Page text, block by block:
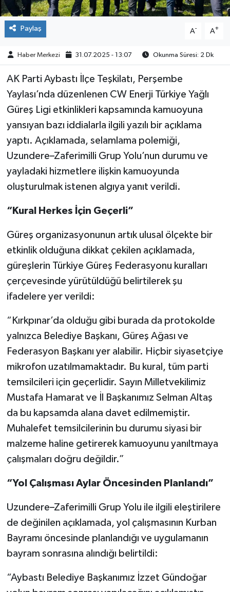
Paylaş A- A+
Haber Merkezi 31.07.2025 - 13:07 Okunma Süresi: 2 Dk
AK Parti Aybastı İlçe Teşkilatı, Perşembe
Yaylası’nda düzenlenen CW Enerji Türkiye Yağlı
Güreş Ligi etkinlikleri kapsamında kamuoyuna
yansıyan bazı iddialarla ilgili yazılı bir açıklama
yaptı. Açıklamada, selamlama polemiği,
Uzundere–Zaferimilli Grup Yolu’nun durumu ve
yayladaki hizmetlere ilişkin kamuoyunda
oluşturulmak istenen algıya yanıt verildi.
“Kural Herkes İçin Geçerli”
Güreş organizasyonunun artık ulusal ölçekte bir
etkinlik olduğuna dikkat çekilen açıklamada,
güreşlerin Türkiye Güreş Federasyonu kuralları
çerçevesinde yürütüldüğü belirtilerek şu
ifadelere yer verildi:
“Kırkpınar’da olduğu gibi burada da protokolde
yalnızca Belediye Başkanı, Güreş Ağası ve
Federasyon Başkanı yer alabilir. Hiçbir siyasetçiye
mikrofon uzatılmamaktadır. Bu kural, tüm parti
temsilcileri için geçerlidir. Sayın Milletvekilimiz
Mustafa Hamarat ve İl Başkanımız Selman Altaş
da bu kapsamda alana davet edilmemiştir.
Muhalefet temsilcilerinin bu durumu siyasi bir
malzeme haline getirerek kamuoyunu yanıltmaya
çalışmaları doğru değildir.”
“Yol Çalışması Aylar Öncesinden Planlandı”
Uzundere–Zaferimilli Grup Yolu ile ilgili eleştirilere
de değinilen açıklamada, yol çalışmasının Kurban
Bayramı öncesinde planlandığı ve uygulamanın
bayram sonrasına alındığı belirtildi:
“Aybastı Belediye Başkanımız İzzet Gündoğar
Yaşam
Spor